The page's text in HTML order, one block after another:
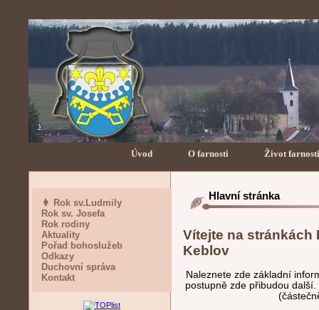
Úvod O farnosti Život farnosti
👩 Rok sv.Ludmily
Rok sv. Josefa
Rok rodiny
Aktuality
Pořad bohoslužeb
Odkazy
Duchovní správa
Kontakt
Hlavní stránka
Vítejte na
Keblov
Naleznete zde základní
postupně zde přibudou